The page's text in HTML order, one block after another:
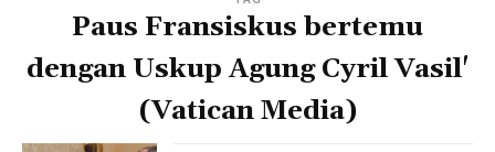
Paus Fransiskus bertemu
dengan Uskup Agung Cyril Vasil'
(Vatican Media)